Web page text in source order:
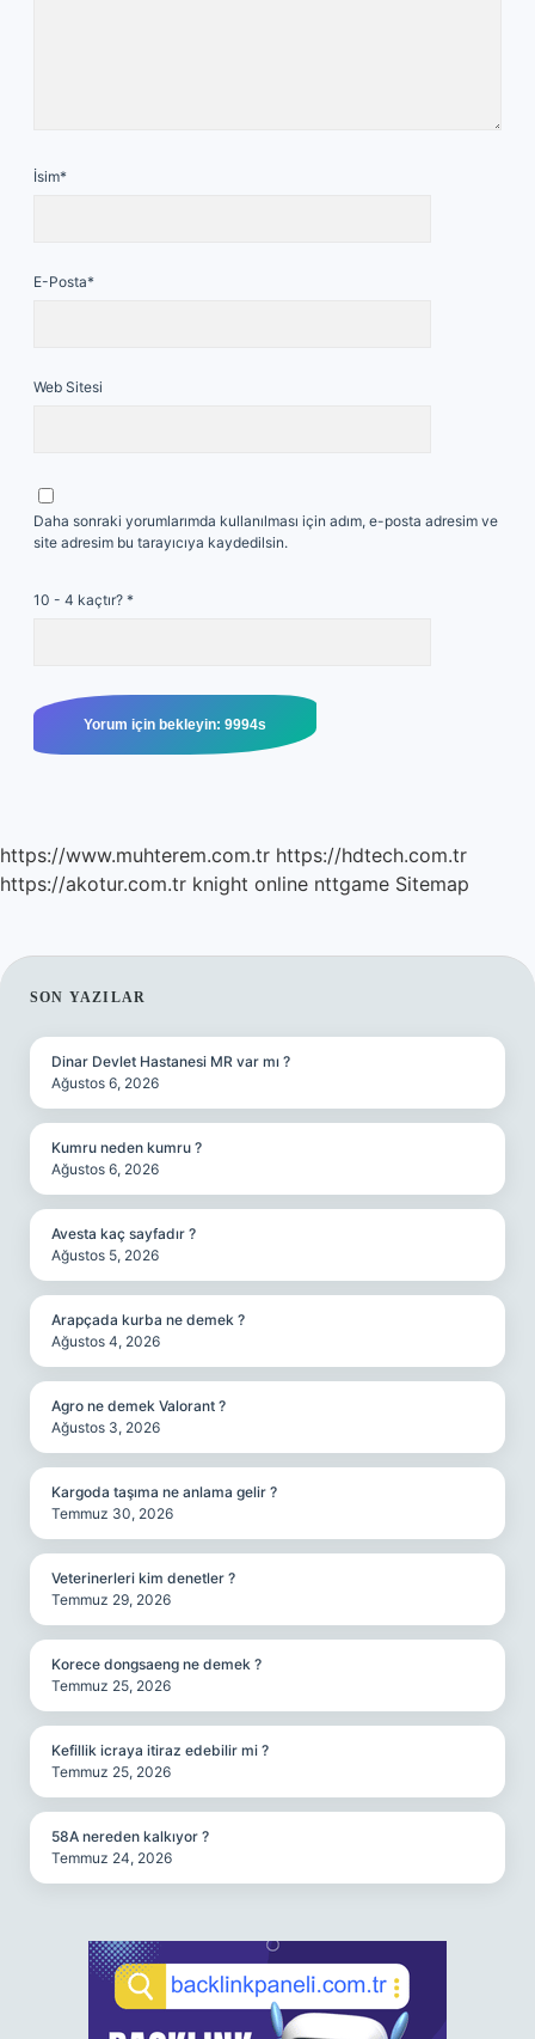
İsim*
E-Posta*
Web Sitesi
Daha sonraki yorumlarımda kullanılması için adım, e-posta adresim ve
site adresim bu tarayıcıya kaydedilsin.
10 - 4 kaçtır? *
https://www.muhterem.com.tr https://hdtech.com.tr
https://akotur.com.tr knight online nttgame Sitemap
SIDEBAR
SON YAZILAR
Dinar Devlet Hastanesi MR var mı ?
Ağustos 6, 2026
Kumru neden kumru ?
Ağustos 6, 2026
Avesta kaç sayfadır ?
Ağustos 5, 2026
Arapçada kurba ne demek ?
Ağustos 4, 2026
Agro ne demek Valorant ?
Ağustos 3, 2026
Kargoda taşıma ne anlama gelir ?
Temmuz 30, 2026
Veterinerleri kim denetler ?
Temmuz 29, 2026
Korece dongsaeng ne demek ?
Temmuz 25, 2026
Kefillik icraya itiraz edebilir mi ?
Temmuz 25, 2026
58A nereden kalkıyor ?
Temmuz 24, 2026